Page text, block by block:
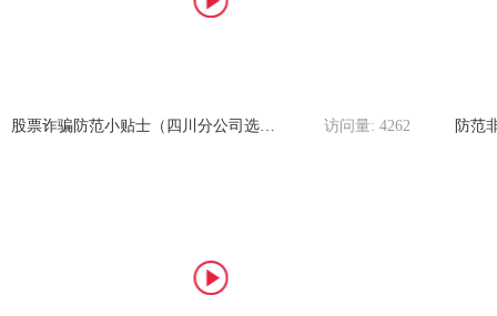
股票诈骗防范小贴士（四川分公司选送） 访问量: 4262